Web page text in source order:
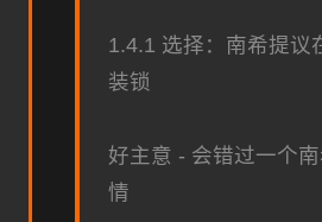
1.4.1 选择：南希提议
装锁
好主意 - 会错过一个南
情